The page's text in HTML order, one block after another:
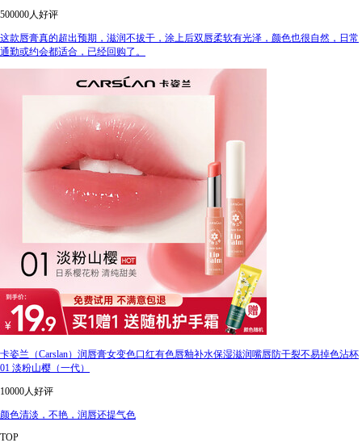
500000人好评
这款唇膏真的超出预期，滋润不拔干，涂上后双唇柔软有光泽，颜色也很自然，日常
通勤或约会都适合，已经回购了。
卡姿兰（Carslan）润唇膏女变色口红有色唇釉补水保湿滋润嘴唇防干裂不易掉色沾杯
01 淡粉山樱（一代）
10000人好评
颜色清淡，不艳，润唇还提气色
TOP